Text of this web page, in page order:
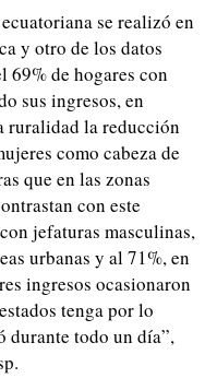
se realizó en
y otro de los datos
69% de hogares con
sus ingresos, en
ruralidad la reducción
como cabeza de
que en las zonas
con este
jefaturas masculinas,
urbanas y al 71%, en
ingresos ocasionaron
tenga por lo
durante todo un día”,